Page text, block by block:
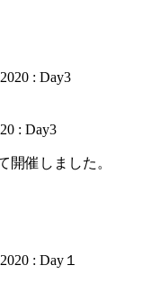
: Day3
開催しました。